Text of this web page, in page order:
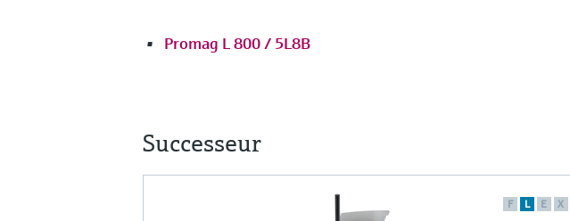
Promag L 800 / 5L8B
Successeur
F L E X